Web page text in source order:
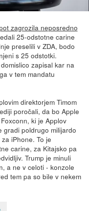
zagrozila neposredno
25-odstotne carine
preselili v ZDA, bodo
s 25 odstotki.
zapisal kar na
v tem mandatu
direktorjem Timom
poročali, da bo Apple
ki je Applov
gradi poldrugo milijardo
iPhone. To je
carine, za Kitajsko pa
Trump je minuli
a ne v celoti - konzole
tem pa so bile v nekem